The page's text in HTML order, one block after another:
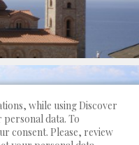
while using Discover
data. To
consent. Please, review